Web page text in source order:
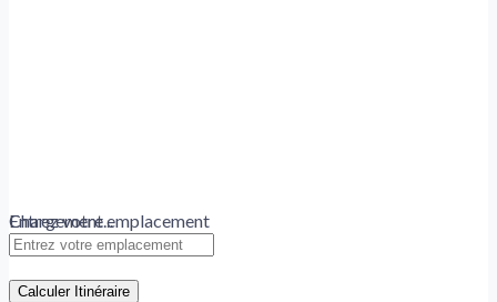
Chargement...
Entrez votre emplacement
Calculer Itinéraire